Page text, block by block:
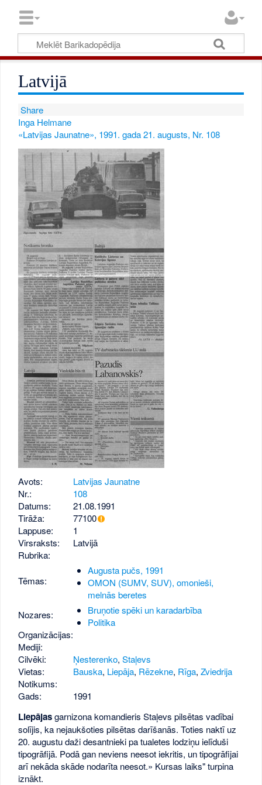
Latvijā
Share
Inga Helmane
«Latvijas Jaunatne», 1991. gada 21. augusts, Nr. 108
Avots:
Latvijas Jaunatne
Nr.:
108
Datums:
21.08.1991
Tirāža:
77100
Lappuse:
1
Virsraksts:
Latvijā
Rubrika:
Tēmas:
Augusta pučs, 1991
OMON (SUMV, SUV), omonieši,
melnās beretes
Nozares:
Bruņotie spēki un karadarbība
Politika
Organizācijas:
Mediji:
Cilvēki:
Ņesterenko,Staļevs
Vietas:
Bauska, Liepāja, Rēzekne, Rīga,Zviedrija
Notikums:
Gads:
1991
Liepājasgarnizona komandieris Staļevs pilsētas vadībai
solījis, ka nejaukšoties pilsētas darīšanās. Toties naktī uz
20. augustu daži desantnieki pa tualetes lodziņu ielīduši
tipogrāfijā. Podā gan neviens neesot iekritis, un tipogrāfijai
arī nekāda skāde nodarīta neesot.» Kursas laiks" turpina
iznākt.